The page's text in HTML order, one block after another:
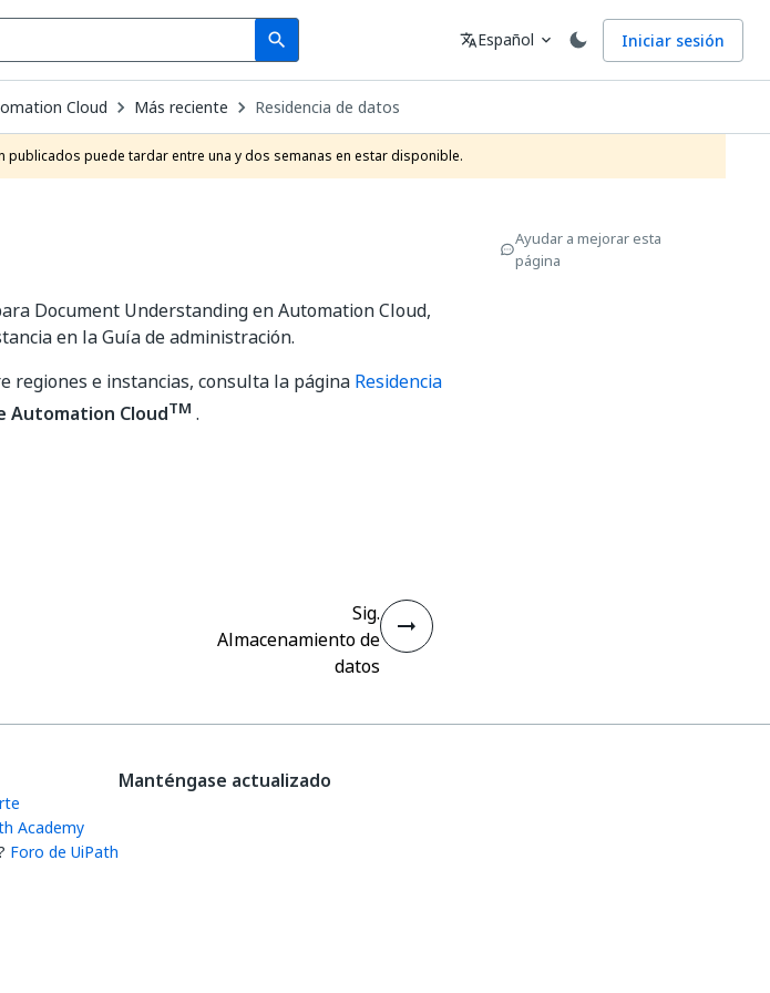
search
Search Idioma
translateEspañol expand_more Iniciar sesión
Cloud Más reciente Residencia de datos
publicados puede tardar entre una y dos semanas en estar disponible.
Document Understanding en Automation Cloud,
en la Guía de administración.
regiones e instancias, consulta la página Residencia
Automation CloudTM .
Ayudar a mejorar esta
página
Sig.
Almacenamiento de
datos
Academy
Foro de UiPath
Manténgase actualizado